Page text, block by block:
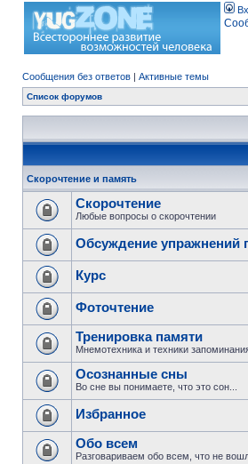
Сообщения без ответов | Активные темы
Список форумов
Скорочтение и память
Скорочтение
Любые вопросы о скорочтении
Обсуждение упражнений
Курс
Фоточтение
Тренировка памяти
Мнемотехника и техники
Осознанные сны
Во сне вы понимаете, что это сон...
Избранное
Обо всем
Разговариваем обо всем, что не